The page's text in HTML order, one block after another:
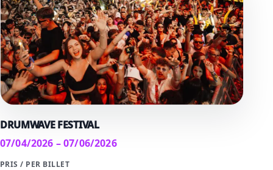
DRUMWAVE FESTIVAL
07/04/2026 – 07/06/2026
PRIS / PER BILLET